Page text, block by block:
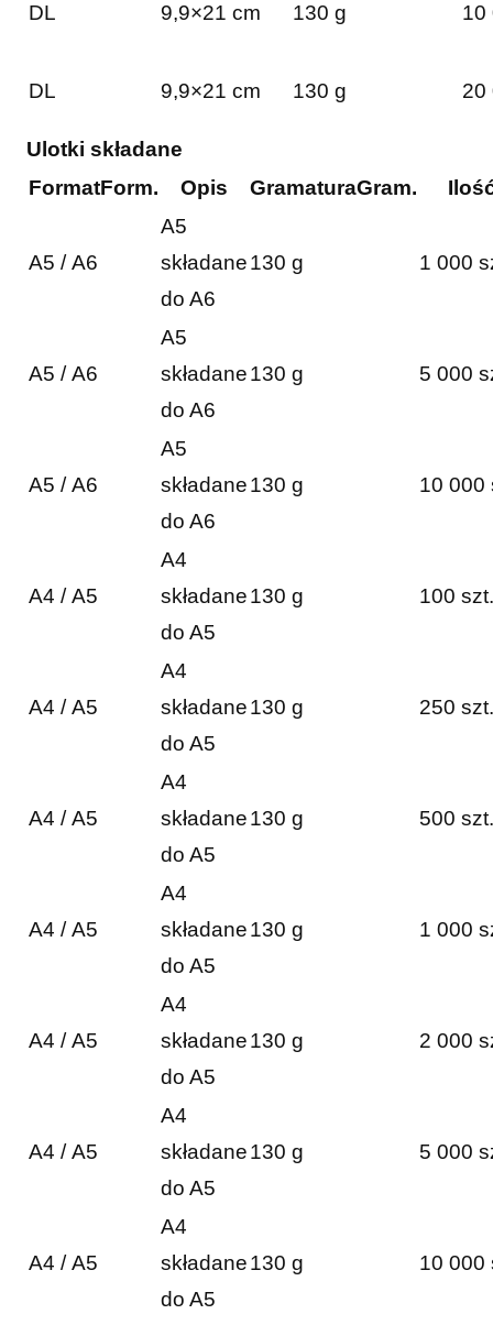
DL 9,9×21 cm 130 g 10
DL 9,9×21 cm 130 g 20
Ulotki składane
FormatForm. Opis GramaturaGram.
A5 / A6
A5
składane
do A6
130 g 1 000
A5 / A6
A5
składane
do A6
130 g 5 000
A5 / A6
A5
składane
do A6
130 g 10 000
A4 / A5
A4
składane
do A5
130 g 100 szt.
A4 / A5
A4
składane
do A5
130 g 250 szt.
A4 / A5
A4
składane
do A5
130 g 500 szt.
A4 / A5
A4
składane
do A5
130 g 1 000
A4 / A5
A4
składane
do A5
130 g 2 000
A4 / A5
A4
składane
do A5
130 g 5 000
A4 / A5
A4
składane
do A5
130 g 10 000